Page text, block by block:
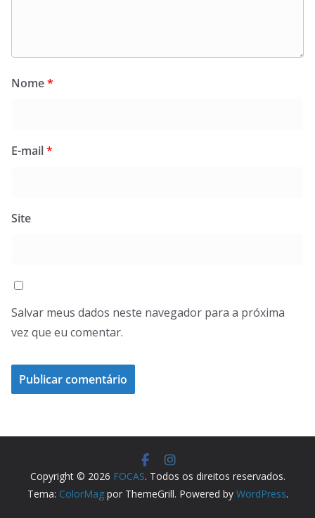
Nome*
E-mail*
Site
Salvar meus dados neste navegador para a próxima
vez que eu comentar.
Copyright © 2026 FOCAS. Todos os direitos reservados.
Tema: ColorMagpor ThemeGrill. Powered by WordPress.